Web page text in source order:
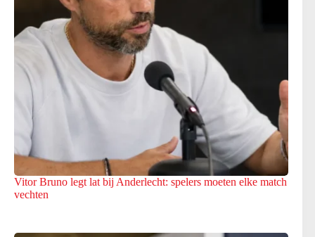
Vitor Bruno legt lat bij Anderlecht: spelers moeten elke match
vechten